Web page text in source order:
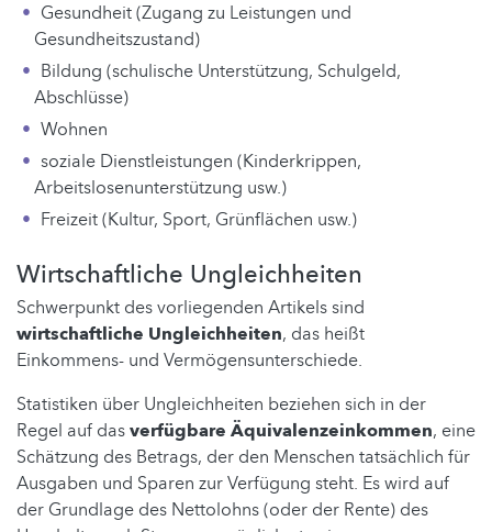
Gesundheit (Zugang zu Leistungen und
Gesundheitszustand)
Bildung (schulische Unterstützung, Schulgeld,
Abschlüsse)
Wohnen
soziale Dienstleistungen (Kinderkrippen,
Arbeitslosenunterstützung usw.)
Freizeit (Kultur, Sport, Grünflächen usw.)
Wirtschaftliche Ungleichheiten
Schwerpunkt des vorliegenden Artikels sind
wirtschaftliche Ungleichheiten, das heißt
Einkommens- und Vermögensunterschiede.
Statistiken über Ungleichheiten beziehen sich in der
Regel auf dasverfügbare Äquivalenzeinkommen, eine
Schätzung des Betrags, der den Menschen tatsächlich für
Ausgaben und Sparen zur Verfügung steht. Es wird auf
der Grundlage des Nettolohns (oder der Rente) des